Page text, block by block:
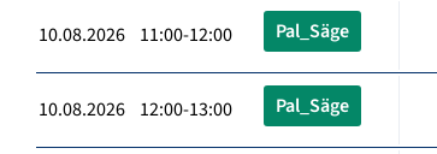
10.08.2026 11:00-12:00 Pal_Säge
10.08.2026 12:00-13:00 Pal_Säge